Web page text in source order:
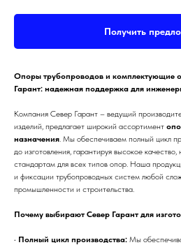
Получить
Опоры трубопроводов и комплектующие
Гарант: надежная поддержка для
Компания Север Гарант – ведущий
изделий, предлагает широкий ассортимент
назначения. Мы обеспечиваем полный цикл
до изготовления, гарантируя высокое
стандартам для всех типов опор. Наша
и фиксации трубопроводных систем любой
промышленности и строительства.
Почему выбирают Север Гарант для
• Полный цикл производства: Мы